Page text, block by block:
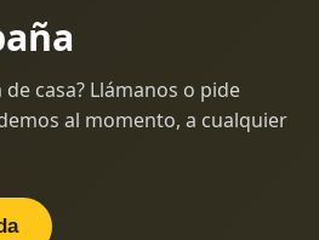
casa? Llámanos o pide
al momento, a cualquier